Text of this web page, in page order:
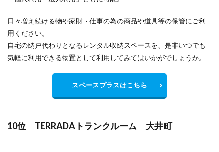
日々増え続ける物や家財・仕事の為の商品や道具等の保管にご利
用ください。
自宅の納戸代わりとなるレンタル収納スペースを、是非いつでも
気軽に利用できる物置として利用してみてはいかがでしょうか。
スペースプラスはこちら
10位 TERRADAトランクルーム 大井町